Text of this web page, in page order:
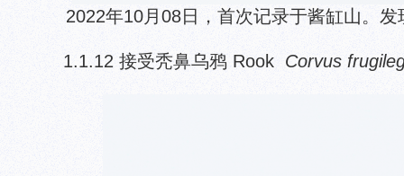
2022年10月08日，首次记录于酱缸山。
1.1.12 接受秃鼻乌鸦 Rook Corvus